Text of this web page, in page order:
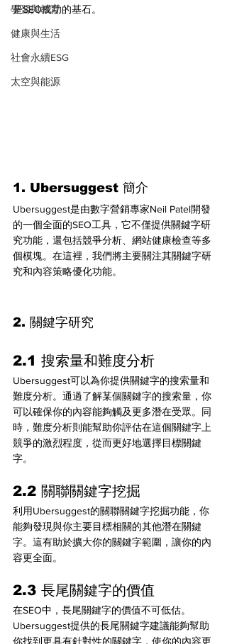
學習與教育
健康與生活
社會永續ESG
太空與能源
是SEO成功的基石。
1. Ubersuggest 簡介
Ubersuggest是由數字營銷專家Neil Patel開發
的一個全面的SEO工具，它不僅提供關鍵字研
究功能，還包括競爭分析、網站健康檢查等多
個模塊。在這裡，我們將主要關注其關鍵字研
究和內容策略優化功能。
2. 關鍵字研究
2.1 搜索量和難度分析
Ubersuggest可以為你提供關鍵字的搜索量和
難度分析。通過了解某個關鍵字的搜索量，你
可以確保你的內容能夠觸及更多潛在受眾。同
時，難度分析則能幫助你評估在這個關鍵字上
競爭的激烈程度，從而更好地選擇目標關鍵
字。
2.2 關聯關鍵字挖掘
利用Ubersuggest的關聯關鍵字挖掘功能，你
能夠發現與你主要目標相關的其他潛在關鍵
字。這有助於擴大你的關鍵字範圍，讓你的內
容更全面。
2.3 長尾關鍵字的價值
在SEO中，長尾關鍵字的價值不可低估。
Ubersuggest提供的長尾關鍵字建議能夠幫助
你找到更具有針對性的關鍵字，使你的內容更